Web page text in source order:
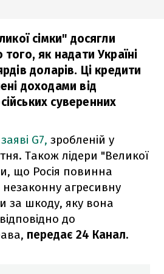
сімки" досягли
як надати Україні
доларів. Ці кредити
доходами від
суверенних
заяві G7, зробленій у
Також лідери "Великої
що Росія повинна
агресивну
за шкоду, яку вона
до
передає 24 Канал.